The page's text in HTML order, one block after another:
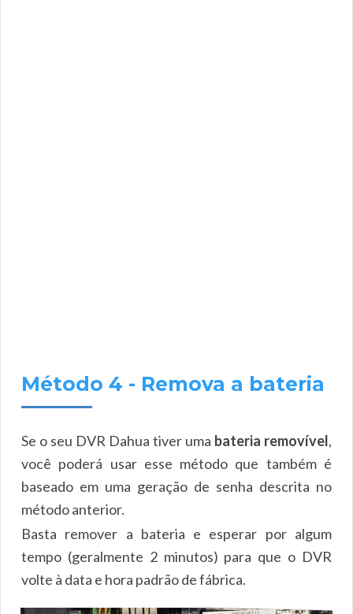
Método 4 - Remova a bateria
Se o seu DVR Dahua tiver uma bateria removível,
você poderá usar esse método que também é
baseado em uma geração de senha descrita no
método anterior.
Basta remover a bateria e esperar por algum
tempo (geralmente 2 minutos) para que o DVR
volte à data e hora padrão de fábrica.